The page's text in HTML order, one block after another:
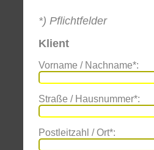
*) Pflichtfelder
Klient
Vorname / Nachname*:
Straße / Hausnummer*:
Postleitzahl / Ort*: